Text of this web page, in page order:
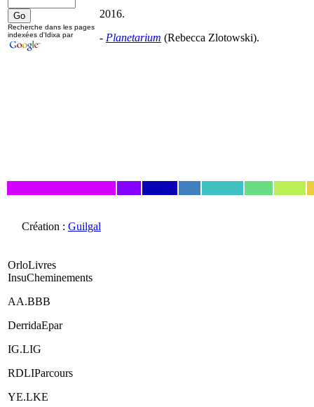
2016.
- Planetarium (Rebecca Zlotowski).
Recherche dans les pages
indexées d'Idixa par
Création : Guilgal
OrloLivres
InsuCheminements
AA.BBB
DerridaEpar
IG.LIG
RDLIParcours
YE.LKE